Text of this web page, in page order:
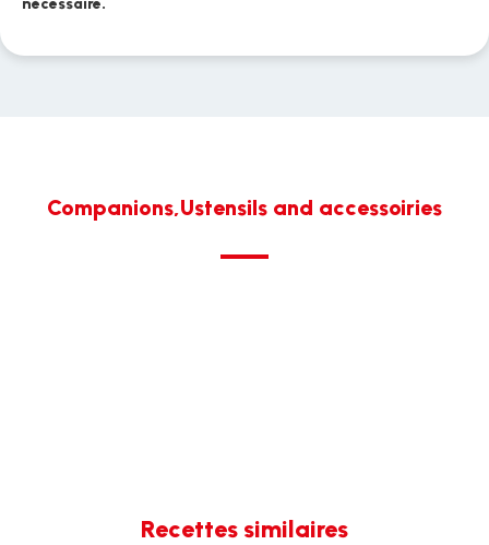
nécessaire.
Companions,Ustensils and accessoiries
Recettes similaires